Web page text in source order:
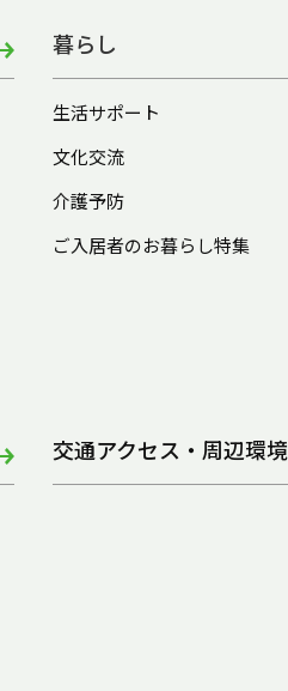
暮らし
生活サポート
文化交流
介護予防
ご入居者のお暮らし特集
交通アクセス・周辺環境